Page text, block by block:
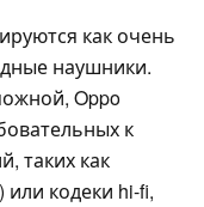
как очень
наушники.
Oppo
к
таких как
кодеки hi-fi,